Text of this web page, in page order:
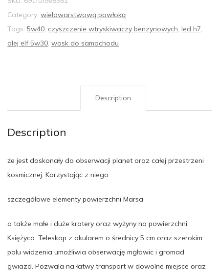
Category: wielowarstwową powłoką
Tags: 5w40, czyszczenie wtryskiwaczy benzynowych, led h7,
olej elf 5w30, wosk do samochodu
Description
Description
że jest doskonały do obserwacji planet oraz całej przestrzeni
kosmicznej. Korzystając z niego
szczegółowe elementy powierzchni Marsa
a także małe i duże kratery oraz wyżyny na powierzchni
Księżyca. Teleskop z okularem o średnicy 5 cm oraz szerokim
polu widzenia umożliwia obserwację mgławic i gromad
gwiazd. Pozwala na łatwy transport w dowolne miejsce oraz